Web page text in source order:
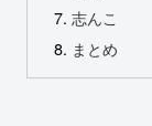
志んこ
まとめ